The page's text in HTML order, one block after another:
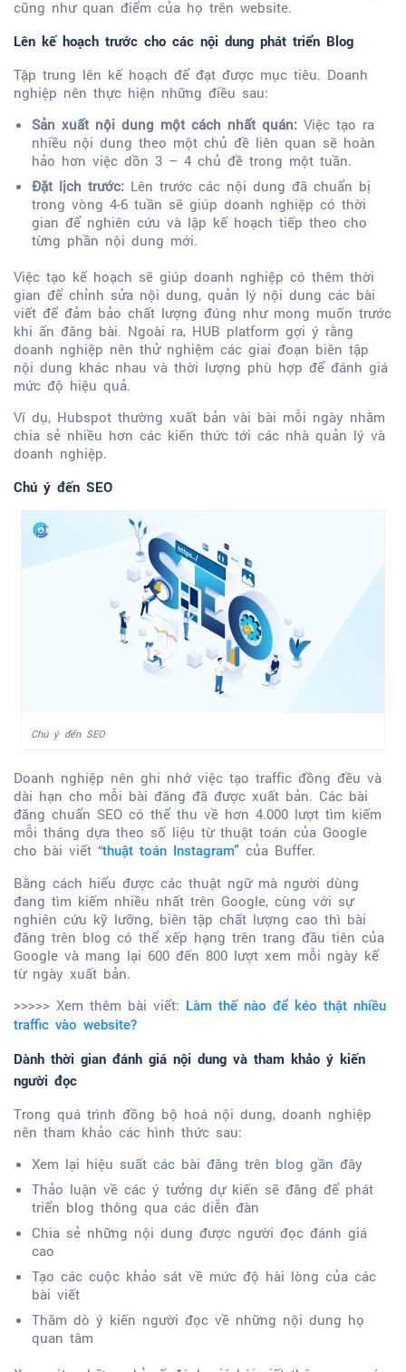
cũng như quan điểm của họ trên website.
Lên kế hoạch trước cho các nội dung phát triển Blog
Tập trung lên kế hoạch để đạt được mục tiêu. Doanh
nghiệp nên thực hiện những điều sau:
Sản xuất nội dung một cách nhất quán: Việc tạo ra
nhiều nội dung theo một chủ đề liên quan sẽ hoàn
hảo hơn việc dồn 3 – 4 chủ đề trong một tuần.
Đặt lịch trước: Lên trước các nội dung đã chuẩn bị
trong vòng 4-6 tuần sẽ giúp doanh nghiệp có thời
gian để nghiên cứu và lập kế hoạch tiếp theo cho
từng phần nội dung mới.
Việc tạo kế hoạch sẽ giúp doanh nghiệp có thêm thời
gian để chỉnh sửa nội dung, quản lý nội dung các bài
viết để đảm bảo chất lượng đúng như mong muốn trước
khi ấn đăng bài. Ngoài ra, HUB platform gợi ý rằng
doanh nghiệp nên thử nghiệm các giai đoạn biên tập
nội dung khác nhau và thời lượng phù hợp để đánh giá
mức độ hiệu quả.
Ví dụ, Hubspot thường xuất bản vài bài mỗi ngày nhằm
chia sẻ nhiều hơn các kiến thức tới các nhà quản lý và
doanh nghiệp.
Chú ý đến SEO
Chú ý đến SEO
Doanh nghiệp nên ghi nhớ việc tạo traffic đồng đều và
dài hạn cho mỗi bài đăng đã được xuất bản. Các bài
đăng chuẩn SEO có thể thu về hơn 4.000 lượt tìm kiếm
mỗi tháng dựa theo số liệu từ thuật toán của Google
cho bài viết “thuật toán Instagram” của Buffer.
Bằng cách hiểu được các thuật ngữ mà người dùng
đang tìm kiếm nhiều nhất trên Google, cùng với sự
nghiên cứu kỹ lưỡng, biên tập chất lượng cao thì bài
đăng trên blog có thể xếp hạng trên trang đầu tiên của
Google và mang lại 600 đến 800 lượt xem mỗi ngày kể
từ ngày xuất bản.
>>>>> Xem thêm bài viểt: Làm thế nào để kéo thật nhiều
traffic vào website?
Dành thời gian đánh giá nội dung và tham khảo ý kiến
người đọc
Trong quá trình đồng bộ hoá nội dung, doanh nghiệp
nên tham khảo các hình thức sau:
Xem lại hiệu suất các bài đăng trên blog gần đây
Thảo luận về các ý tưởng dự kiến sẽ đăng để phát
triển blog thông qua các diễn đàn
Chia sẻ những nội dung được người đọc đánh giá
cao
Tạo các cuộc khảo sát về mức độ hài lòng của các
bài viết
Thăm dò ý kiến người đọc về những nội dung họ
quan tâm